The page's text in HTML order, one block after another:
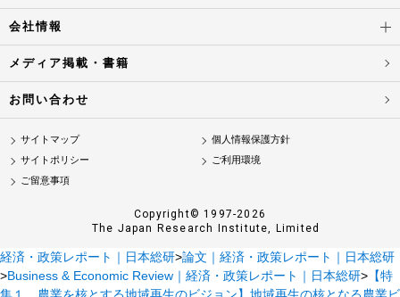
会社情報
メディア掲載・書籍
お問い合わせ
サイトマップ
個人情報保護方針
サイトポリシー
ご利用環境
ご留意事項
Copyright© 1997-2026
The Japan Research Institute, Limited
経済・政策レポート｜日本総研>論文｜経済・政策レポート｜日本総研
>Business & Economic Review｜経済・政策レポート｜日本総研> 【特